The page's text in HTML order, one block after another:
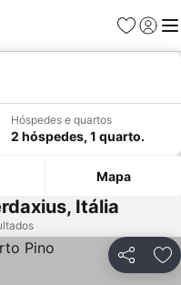
Favoritos
Iniciar
Hóspedes e quartos
2 hóspedes, 1 quarto.
Mapa
Itália
Partilhar